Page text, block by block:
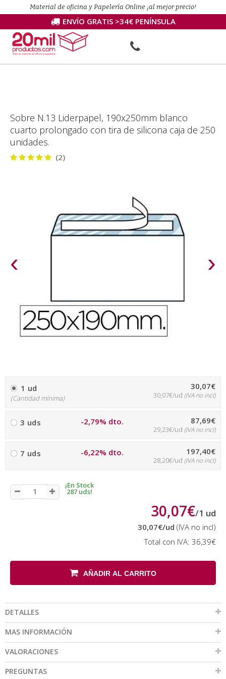
Material de oficina y Papelería Online ¡al mejor precio!
ENVÍO GRATIS >34€ PENÍNSULA
Sobre N.13 Liderpapel, 190x250mm blanco
cuarto prolongado con tira de silicona caja de 250
unidades.
(2)
‹ ›
1 ud
(Cantidad mínima)
30,07€
30,07€/ud (IVA no incl)
3 uds -2,79% dto. 87,69€
29,23€/ud (IVA no incl)
7 uds -6,22% dto. 197,40€
28,20€/ud (IVA no incl)
¡En Stock
287 uds!
30,07€/1 ud
30,07€/ud (IVA no incl)
Total con IVA: 36,39€
AÑADIR AL CARRITO
DETALLES
MAS INFORMACIÓN
VALORACIONES
PREGUNTAS